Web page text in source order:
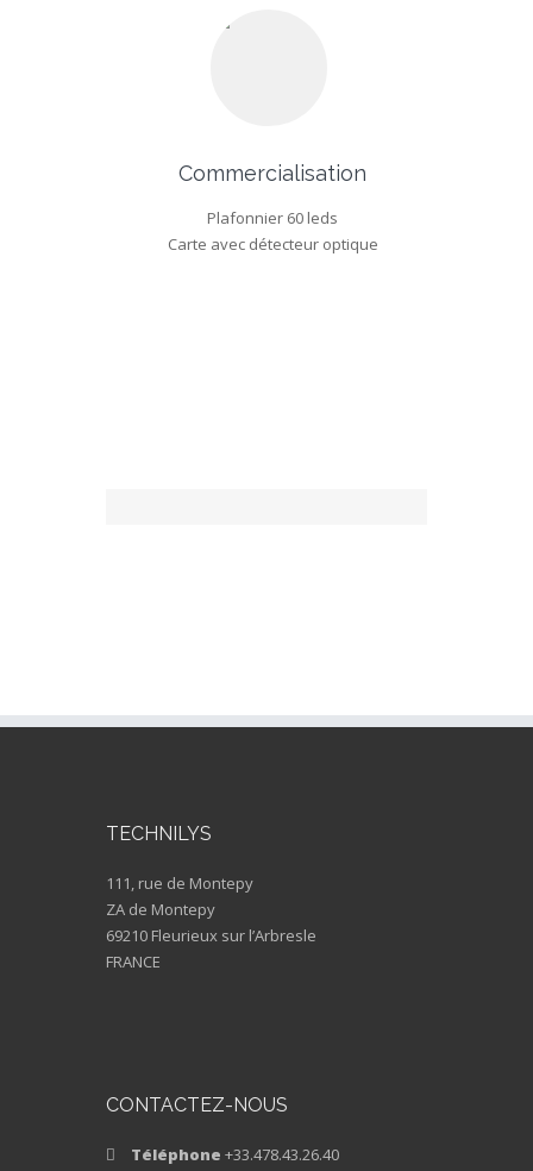
Commercialisation
Plafonnier 60 leds
Carte avec détecteur optique
TECHNILYS
111, rue de Montepy
ZA de Montepy
69210 Fleurieux sur l’Arbresle
FRANCE
CONTACTEZ-NOUS
Téléphone +33.478.43.26.40